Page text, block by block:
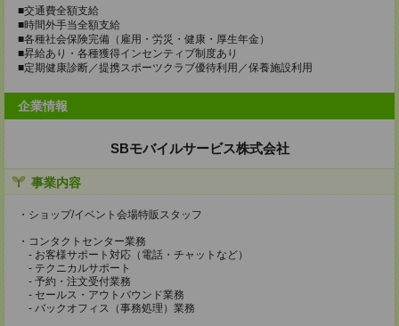
■交通費全額支給
■時間外手当全額支給
■各種社会保険完備（雇用・労災・健康・厚生年金）
■昇給あり・各種獲得インセンティブ制度あり
■定期健康診断／提携スポーツクラブ優待利用／保養施設利用
企業情報
SBモバイルサービス株式会社
事業内容
・ショップ/イベント会場特販スタッフ
・コンタクトセンター業務
- お客様サポート対応（電話・チャットなど）
- テクニカルサポート
- 予約・注文受付業務
- セールス・アウトバウンド業務
- バックオフィス（事務処理）業務